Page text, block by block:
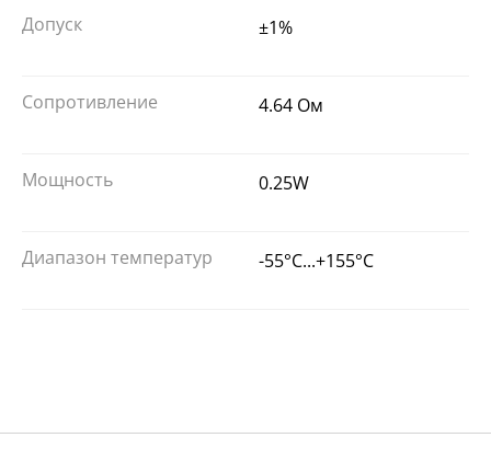
Допуск ±1%
Сопротивление 4.64 Ом
Мощность 0.25W
Диапазон температур -55°C...+155°C